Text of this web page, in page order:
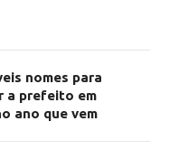
nomes para
a prefeito em
ano que vem